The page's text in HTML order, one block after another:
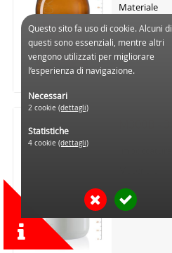
Materiale
Questo sito fa uso di cookie. Alcuni di
questi sono essenziali, mentre altri
vengono utilizzati per migliorare
l’esperienza di navigazione.
Necessari
2 cookie (dettagli)
Statistiche
4 cookie (dettagli)